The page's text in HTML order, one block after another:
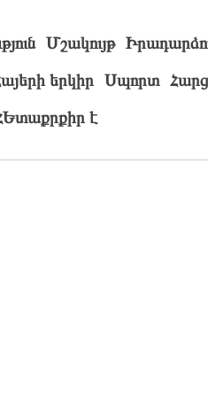
Մշակույթ
երկիր Սպորտ
է